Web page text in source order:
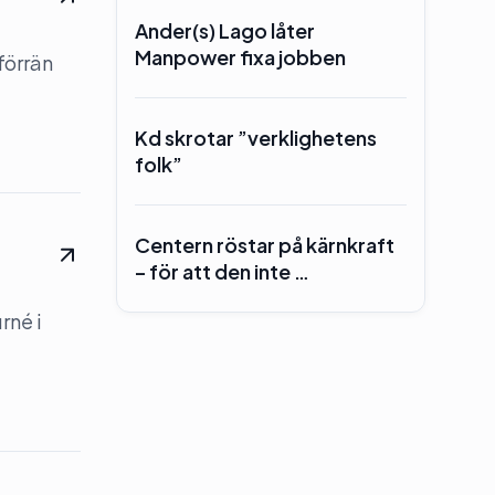
i
Ander(s) Lago låter
Manpower fixa jobben
Kd skrotar ”verklighetens
folk”
Centern röstar på kärnkraft
– för att den inte …